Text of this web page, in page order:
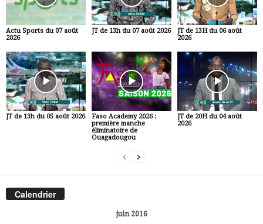
Actu Sports du 07 août
2026
JT de 13h du 07 août 2026
JT de 13H du 06 août
2026
JT de 13h du 05 août 2026
Faso Academy 2026 :
première manche
éliminatoire de
Ouagadougou
JT de 20H du 04 août
2026
Calendrier
juin 2016